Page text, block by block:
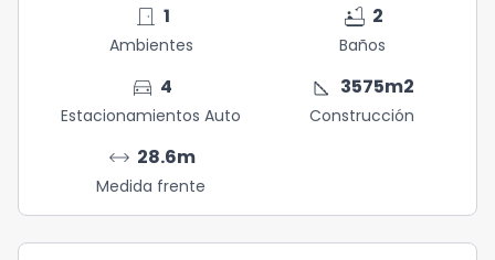
door_front 1
Ambientes
bathtub 2
Baños
directions_car 4
Estacionamientos Auto
square_foot 3575m2
Construcción
arrow_range 28.6m
Medida frente